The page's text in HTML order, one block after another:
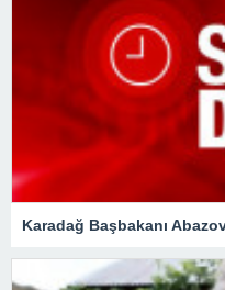
Karadağ Başbakanı